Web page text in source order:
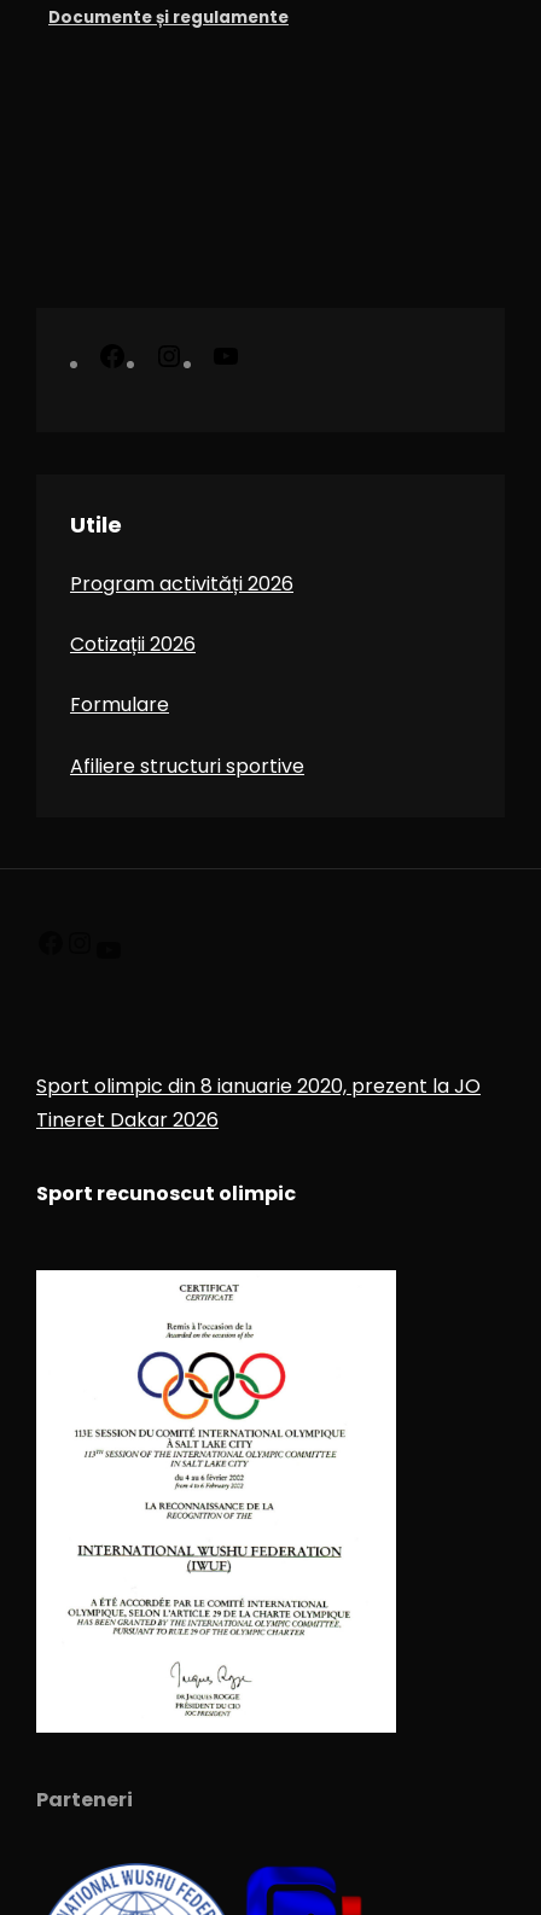
Documente și regulamente
Utile
Program activități 2026
Cotizații 2026
Formulare
Afiliere structuri sportive
Sport olimpic din 8 ianuarie 2020, prezent la JO
Tineret Dakar 2026
Sport recunoscut olimpic
Parteneri